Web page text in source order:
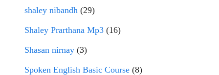
shaley nibandh (29)
Shaley Prarthana Mp3 (16)
Shasan nirnay (3)
Spoken English Basic Course (8)